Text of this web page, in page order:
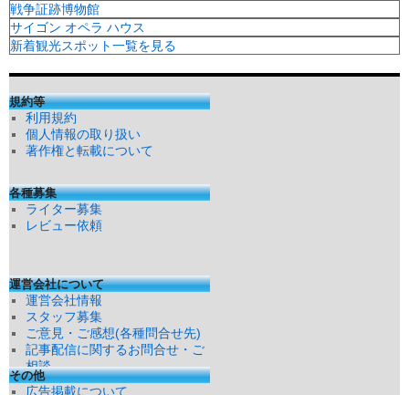
戦争証跡博物館
サイゴン オペラ ハウス
新着観光スポット一覧を見る
規約等
利用規約
個人情報の取り扱い
著作権と転載について
各種募集
ライター募集
レビュー依頼
運営会社について
運営会社情報
スタッフ募集
ご意見・ご感想(各種問合せ先)
記事配信に関するお問合せ・ご
相談
その他
広告掲載について